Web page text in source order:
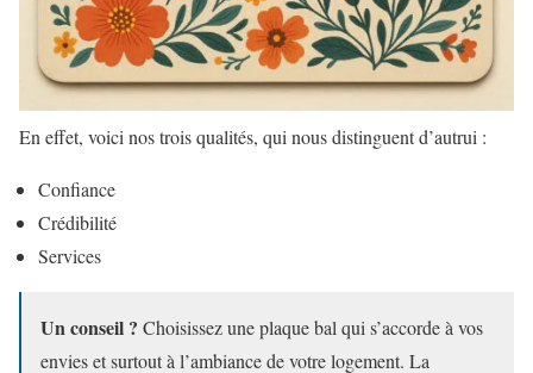
En effet, voici nos trois qualités, qui nous distinguent d’autrui :
Confiance
Crédibilité
Services
Un conseil ? Choisissez une plaque bal qui s’accorde à vos
envies et surtout à l’ambiance de votre logement. La